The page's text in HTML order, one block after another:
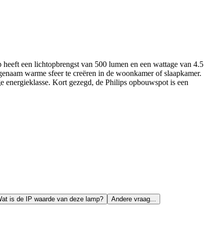
een lichtopbrengst van 500 lumen en een wattage van 4.5
warme sfeer te creëren in de woonkamer of slaapkamer.
Kort gezegd, de Philips opbouwspot is een
is de IP waarde van deze lamp? Andere vraag...